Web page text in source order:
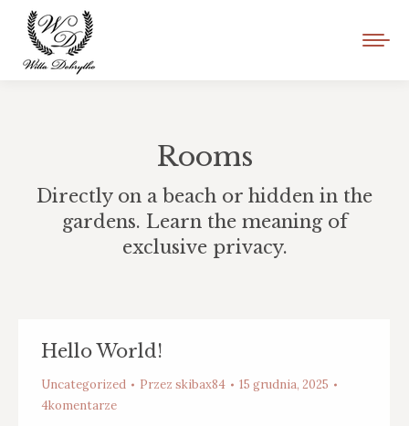
Rooms
Directly on a beach or hidden in the
gardens. Learn the meaning of
exclusive privacy.
Hello World!
Uncategorized Przez skibax84
15 grudnia, 2025
4komentarze